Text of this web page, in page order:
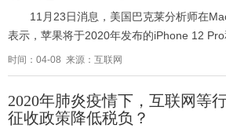
11月23日消息，美国巴克莱分析师在
表示，苹果将于2020年发布的iPhone 12
时间：04-08 来源：互联网
2020年肺炎疫情下，互联网等
征收政策降低税负？